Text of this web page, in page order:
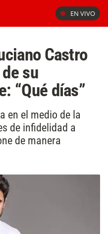
EN VIVO
Castro
su
“Qué días”
en el medio de la
de infidelidad a
de manera